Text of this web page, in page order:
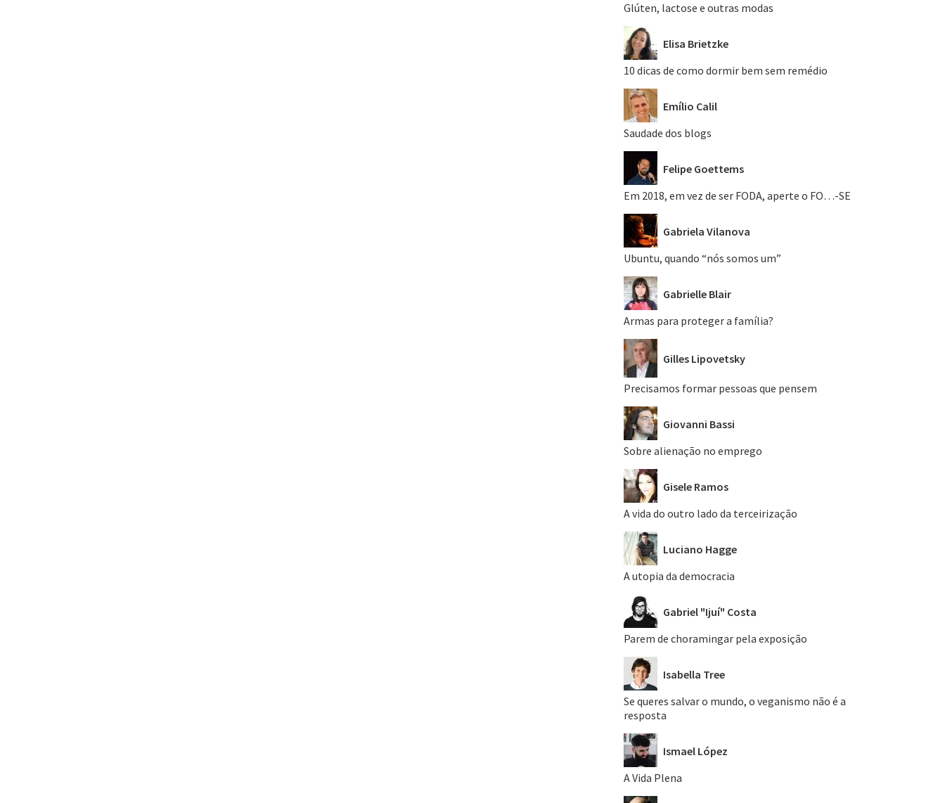
Glúten, lactose e outras modas
Elisa Brietzke
10 dicas de como dormir bem sem remédio
Emílio Calil
Saudade dos blogs
Felipe Goettems
Em 2018, em vez de ser FODA, aperte o FO…-SE
Gabriela Vilanova
Ubuntu, quando “nós somos um”
Gabrielle Blair
Armas para proteger a família?
Gilles Lipovetsky
Precisamos formar pessoas que pensem
Giovanni Bassi
Sobre alienação no emprego
Gisele Ramos
A vida do outro lado da terceirização
Luciano Hagge
A utopia da democracia
Gabriel "Ijuí" Costa
Parem de choramingar pela exposição
Isabella Tree
Se queres salvar o mundo, o veganismo não é a
resposta
Ismael López
A Vida Plena